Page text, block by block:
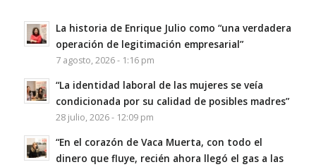
La historia de Enrique Julio como “una verdadera
operación de legitimación empresarial”
7 agosto, 2026 - 1:16 pm
“La identidad laboral de las mujeres se veía
condicionada por su calidad de posibles madres”
28 julio, 2026 - 12:09 pm
“En el corazón de Vaca Muerta, con todo el
dinero que fluye, recién ahora llegó el gas a las